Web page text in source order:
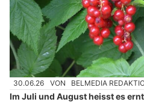
30.06.26 VON BELMEDIA
Im Juli und August heisst es